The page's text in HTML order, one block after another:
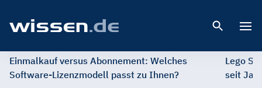
Einmalkauf versus Abonnement: Welches
Software-Lizenzmodell passt zu Ihnen?
Lego
seit